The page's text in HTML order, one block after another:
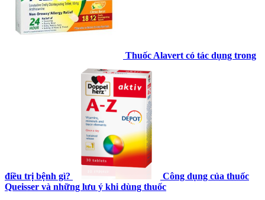
Thuốc Alavert có tác dụng trong
điều trị bệnh gì?
Công dụng của thuốc
Queisser và những lưu ý khi dùng thuốc